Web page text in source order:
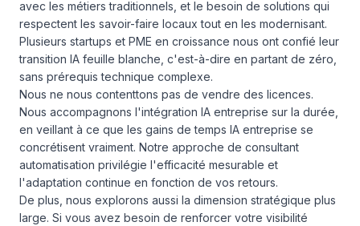
avec les métiers traditionnels, et le besoin de solutions qui
respectent les savoir-faire locaux tout en les modernisant.
Plusieurs startups et PME en croissance nous ont confié leur
transition IA feuille blanche, c'est-à-dire en partant de zéro,
sans prérequis technique complexe.
Nous ne nous contenttons pas de vendre des licences.
Nous accompagnons l'intégration IA entreprise sur la durée,
en veillant à ce que les gains de temps IA entreprise se
concrétisent vraiment. Notre approche de consultant
automatisation privilégie l'efficacité mesurable et
l'adaptation continue en fonction de vos retours.
De plus, nous explorons aussi la dimension stratégique plus
large. Si vous avez besoin de renforcer votre visibilité